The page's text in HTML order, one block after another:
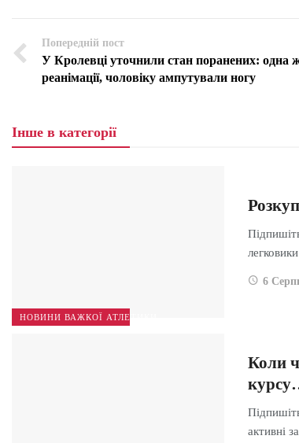
Попередній пост
У Кролевці уточнили стан поранених: одна
реанімації, чоловіку ампутували ногу
Інше в категорії
НОВИНИ ВАЖКОЇ АТЛЕТИКИ
6
Коли
активні